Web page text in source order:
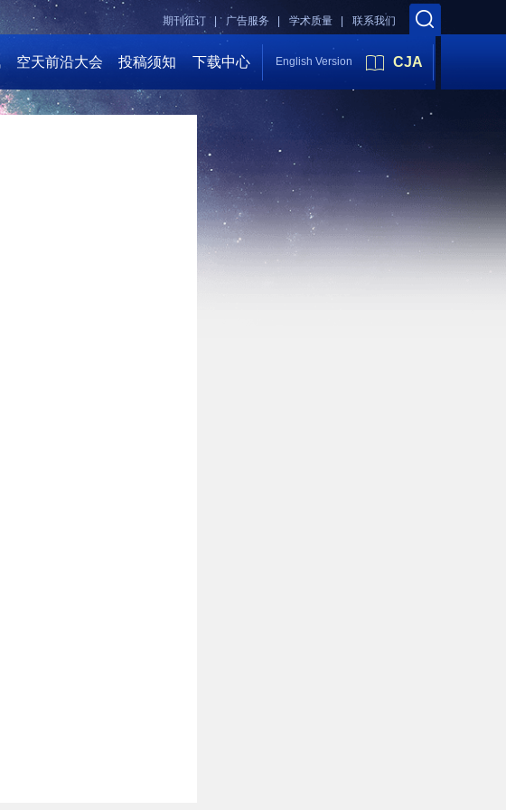
联系我们
学术质量 |
广告服务 |
期刊征订 |
空天前沿大会 投稿须知 下载中心 English Version CJA